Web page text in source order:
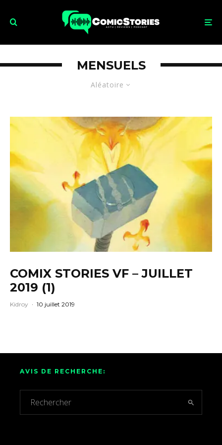
Aléatoire
MENSUELS
COMIX STORIES VF – JUILLET
2019 (1)
Kidroy · 10 juillet 2019
AVIS DE RECHERCHE: